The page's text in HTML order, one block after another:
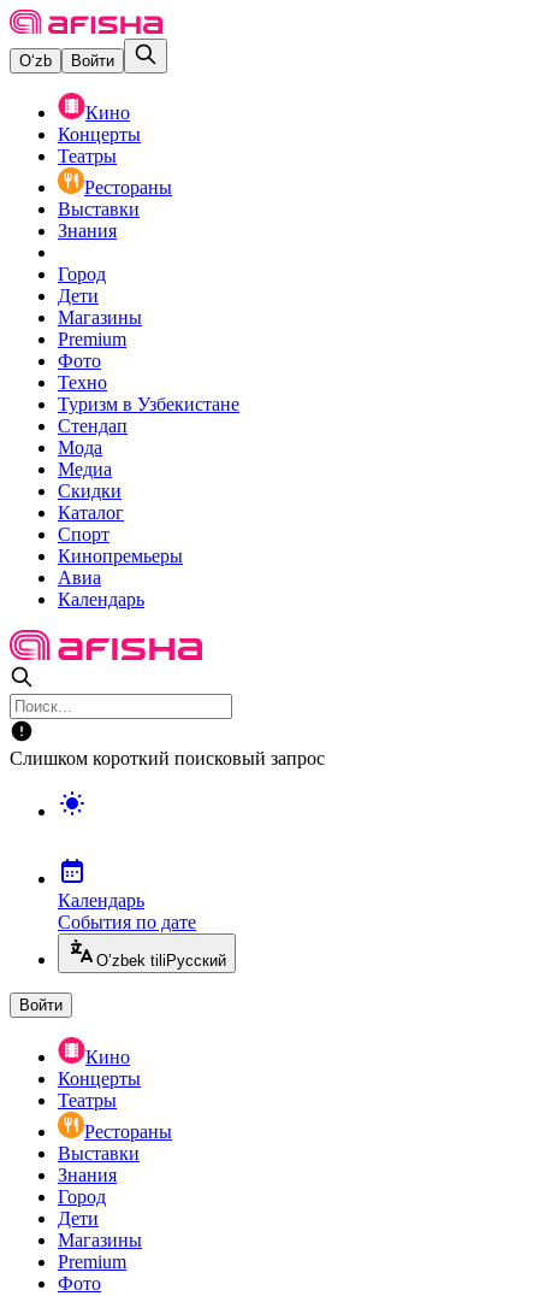
O‘zb Войти
Кино
Концерты
Театры
Рестораны
Выставки
Знания
Город
Дети
Магазины
Premium
Фото
Техно
Туризм в Узбекистане
Стендап
Мода
Медиа
Скидки
Каталог
Спорт
Кинопремьеры
Авиа
Календарь
Слишком короткий поисковый запрос
Календарь
События по дате
O’zbek tili Русский
Войти
Кино
Концерты
Театры
Рестораны
Выставки
Знания
Город
Дети
Магазины
Premium
Фото